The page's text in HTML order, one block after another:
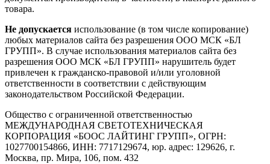
товара.
Не допускается использование (в том числе копирование)
любых материалов сайта без разрешения ООО МСК «БЛ
ГРУПП». В случае использования материалов сайта без
разрешения ООО МСК «БЛ ГРУПП» нарушитель будет
привлечен к гражданско-правовой и/или уголовной
ответственности в соответствии с действующим
законодательством Российской Федерации.
Общество с ограниченной ответственностью
МЕЖДУНАРОДНАЯ СВЕТОТЕХНИЧЕСКАЯ
КОРПОРАЦИЯ «БООС ЛАЙТИНГ ГРУПП», ОГРН:
1027700154866, ИНН: 7717129674, юр. адрес: 129626, г.
Москва, пр. Мира, 106, пом. 432